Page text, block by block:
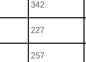
342
227
257